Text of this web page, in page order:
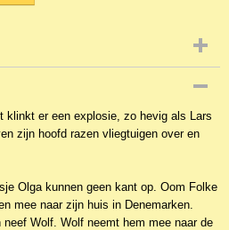
klinkt er een explosie, zo hevig als Lars
zijn hoofd razen vliegtuigen over en
Olga kunnen geen kant op. Oom Folke
mee naar zijn huis in Denemarken.
Wolf. Wolf neemt hem mee naar de